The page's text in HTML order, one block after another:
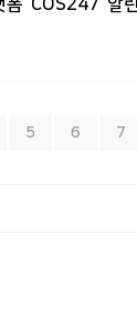
알
5 6 7